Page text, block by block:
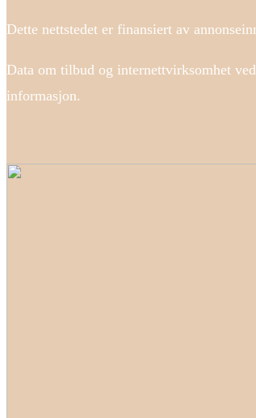
Dette nettstedet er finansiert av
Data om tilbud og internettvirksomhet
informasjon.